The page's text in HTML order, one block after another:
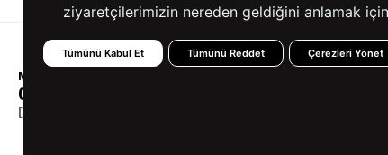
MÜŞTERİ HİZMETLERİ
0850 360 97 88
[email protected]
ziyaretçilerimizin nereden geldiğini anlamak
Tümünü Kabul Et Tümünü Reddet Çerezleri Yönet